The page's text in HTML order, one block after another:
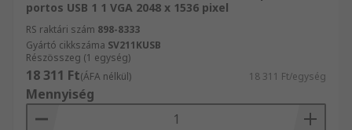
portos USB 1 1 VGA 2048 x 1536 pixel
RS raktári szám 898-8333
Gyártó cikkszáma SV211KUSB
Részösszeg (1 egység)
18 311 Ft(ÁFA nélkül) 18 311 Ft/egység
Mennyiség